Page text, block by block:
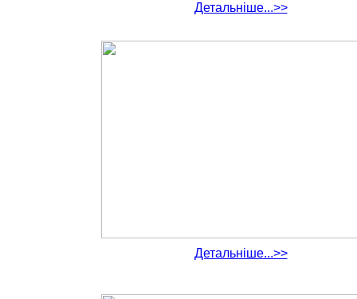
Детальніше...>>
Детальніше...>>